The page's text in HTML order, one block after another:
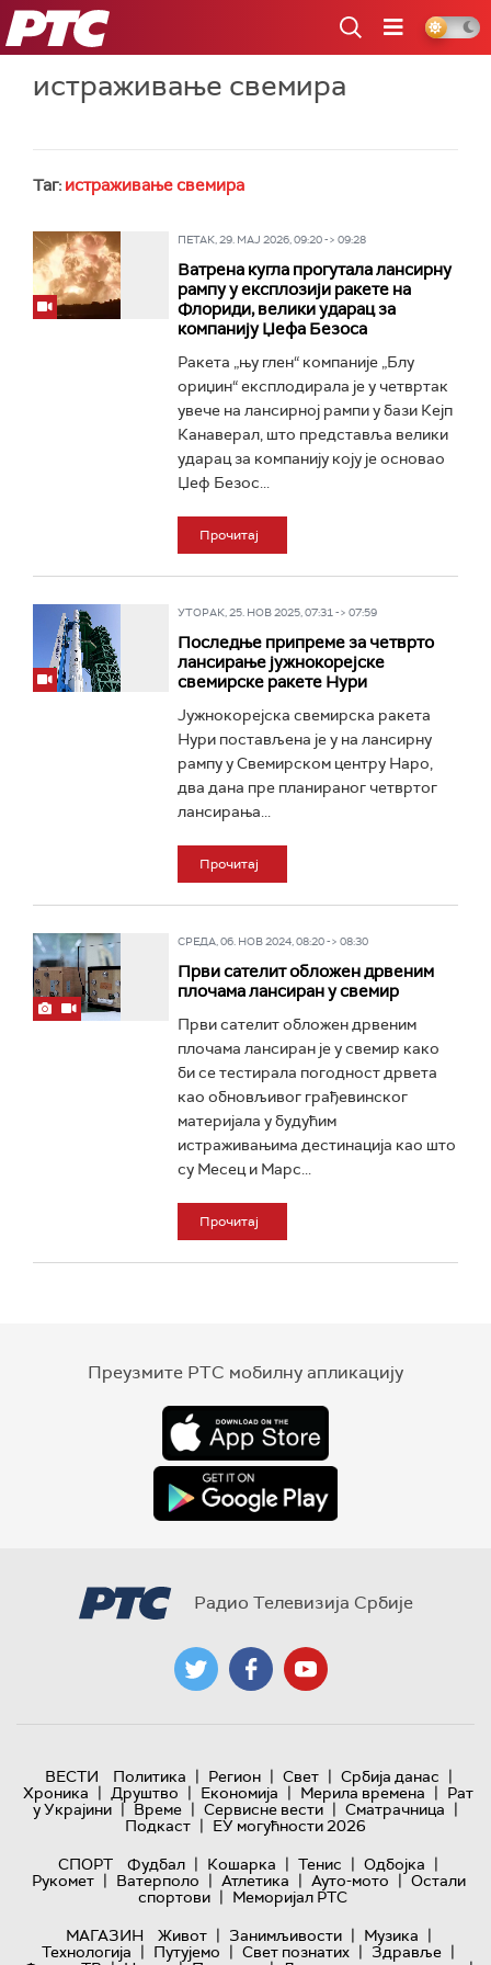
РТС
истраживање свемира
Таг: истраживање свемира
ПЕТАК, 29. МАЈ 2026, 09:20 -> 09:28
Ватрена кугла прогутала лансирну
рампу у експлозији ракете на
Флориди, велики ударац за
компанију Џефа Безоса
Ракета „њу глен“ компаније „Блу
ориџин“ експлодирала је у четвртак
увече на лансирној рампи у бази Кејп
Канаверал, што представља велики
ударац за компанију коју је основао
Џеф Безос...
Прочитај
УТОРАК, 25. НОВ 2025, 07:31 -> 07:59
Последње припреме за четврто
лансирање јужнокорејске
свемирске ракете Нури
Јужнокорејска свемирска ракета
Нури постављена је у на лансирну
рампу у Свемирском центру Наро,
два дана пре планираног четвртог
лансирања...
Прочитај
СРЕДА, 06. НОВ 2024, 08:20 -> 08:30
Први сателит обложен дрвеним
плочама лансиран у свемир
Први сателит обложен дрвеним
плочама лансиран је у свемир како
би се тестирала погодност дрвета
као обновљивог грађевинског
материјала у будућим
истраживањима дестинација као што
су Месец и Марс...
Прочитај
Преузмите РТС мобилну апликацију
Радио Телевизија Србије
ВЕСТИ Политика | Регион | Свет | Србија данас |
Хроника | Друштво | Економија | Мерила времена | Рат
у Украјини | Време | Сервисне вести | Сматрачница |
Подкаст | ЕУ могућности 2026
СПОРТ
Фудбал | Кошарка | Тенис | Одбојка |
Рукомет | Ватерполо | Атлетика | Ауто-мото | Остали
спортови | Меморијал РТС
МАГАЗИН
Живот | Занимљивости | Музика |
Технологијa | Путујемо | Свет познатих | Здравље |